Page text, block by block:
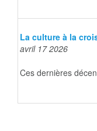
La culture à la
avril 17 2026
Ces dernières